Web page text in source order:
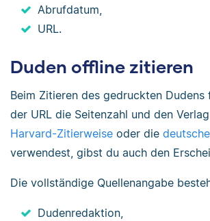
Abrufdatum,
URL.
Duden offline zitieren
Beim Zitieren des gedruckten
der URL die Seitenzahl und den
Harvard-Zitierweise oder die
verwendest, gibst du auch den
Die vollständige Quellenangabe
Dudenredaktion,